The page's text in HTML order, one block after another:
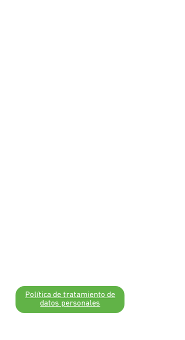
Política de tratamiento de
datos personales